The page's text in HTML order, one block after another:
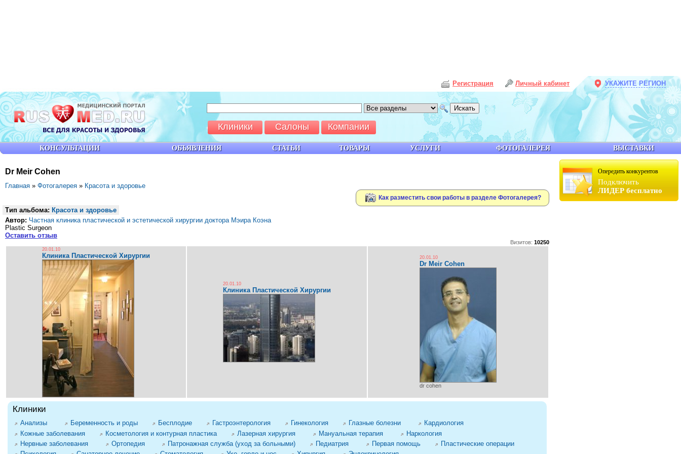
Опередить конкурентов
Подключить
ЛИДЕР бесплатно
Dr Meir Cohen
Главная » Фотогалерея » Красота и здоровье
Как разместить свои работы в разделе Фотогалерея?
Тип альбома: Красота и здоровье
Автор: Частная клиника пластической и эстетической хирургии доктора Мэира Коэна
Plastic Surgeon
Оставить отзыв
Визитов: 10250
20.01.10
Клиника Пластической Хирургии
20.01.10
Клиника Пластической Хирургии
20.01.10
Dr Meir Cohen
dr cohen
Клиники
Анализы Беременность и роды Бесплодие Гастроэнтерология Гинекология Глазные болезни
Кардиология
Кожные заболевания
Косметология и контурная пластика Лазерная хирургия Мануальная терапия
Наркология
Нервные заболевания
Ортопедия Патронажная служба (уход за больными) Педиатрия Первая помощь
Пластические операции
КОНСУЛЬТАЦИИ ОБЪЯВЛЕНИЯ СТАТЬИ ТОВАРЫ УСЛУГИ ФОТОГАЛЕРЕЯ ВЫСТАВКИ
Клиники Салоны Компании
Личный кабинет
Регистрация УКАЖИТЕ РЕГИОН